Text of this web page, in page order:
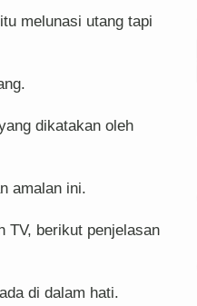
melunasi utang tapi
dikatakan oleh
amalan ini.
TV, berikut penjelasan
di dalam hati.